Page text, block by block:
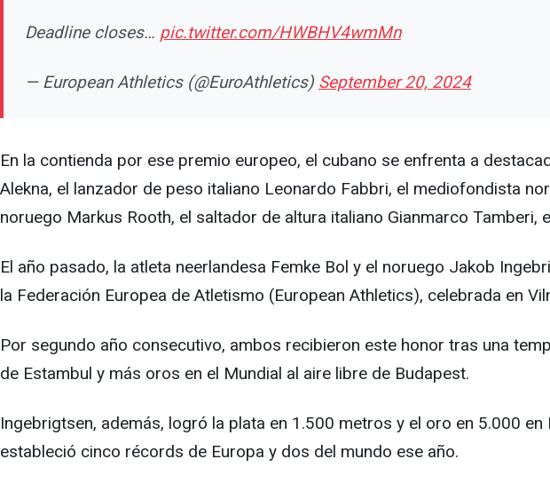
Deadline closes… pic.twitter.com/HWBHV4wmMn
— European Athletics (@EuroAthletics) September 20, 2024
En la contienda por ese premio europeo, el cubano se enfrenta a
Alekna, el lanzador de peso italiano Leonardo Fabbri, el mediofondista
noruego Markus Rooth, el saltador de altura italiano Gianmarco
El año pasado, la atleta neerlandesa Femke Bol y el noruego Jakob
la Federación Europea de Atletismo (European Athletics), celebrada en
Por segundo año consecutivo, ambos recibieron este honor tras una
de Estambul y más oros en el Mundial al aire libre de Budapest.
Ingebrigtsen, además, logró la plata en 1.500 metros y el oro en 5.000
estableció cinco récords de Europa y dos del mundo ese año.